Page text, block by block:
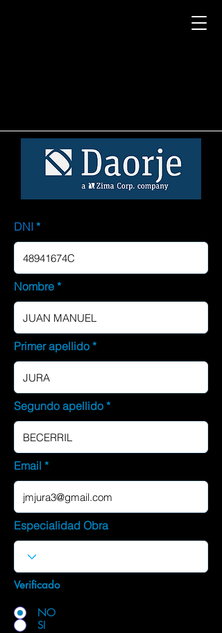
DNI
Nombre
Primer apellido
Segundo apellido
Email
Especialidad Obra
Verificado
NO
SI